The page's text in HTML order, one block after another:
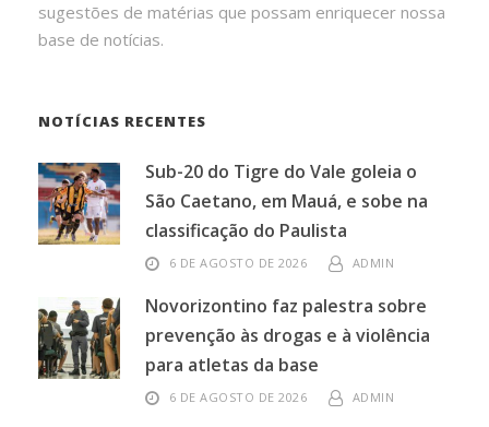
sugestões de matérias que possam enriquecer nossa
base de notícias.
NOTÍCIAS RECENTES
Sub-20 do Tigre do Vale goleia o
São Caetano, em Mauá, e sobe na
classificação do Paulista
6 DE AGOSTO DE 2026 ADMIN
Novorizontino faz palestra sobre
prevenção às drogas e à violência
para atletas da base
6 DE AGOSTO DE 2026 ADMIN